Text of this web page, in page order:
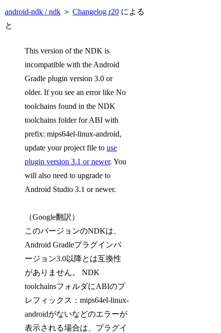
android-ndk / ndk ＞Changelog r20 による
と
This version of the NDK is
incompatible with the Android
Gradle plugin version 3.0 or
older. If you see an error like No
toolchains found in the NDK
toolchains folder for ABI with
prefix: mips64el-linux-android,
update your project file touse
plugin version 3.1 or newer. You
will also need to upgrade to
Android Studio 3.1 or newer.
（Google翻訳）
このバージョンのNDKは、
Android Gradleプラグインバ
ージョン3.0以降とは互換性
がありません。 NDK
toolchainsフォルダにABIのプ
レフィックス：mips64el-linux-
androidがないなどのエラーが
表示される場合は、プラグイ